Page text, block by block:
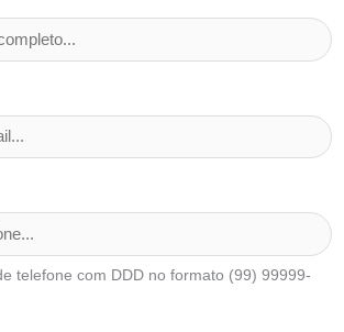
telefone com DDD no formato (99) 99999-